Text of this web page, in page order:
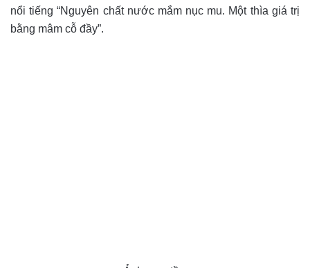
nổi tiếng “Nguyên chất nước mắm nục mu. Một thìa giá trị
bằng mâm cỗ đầy”.